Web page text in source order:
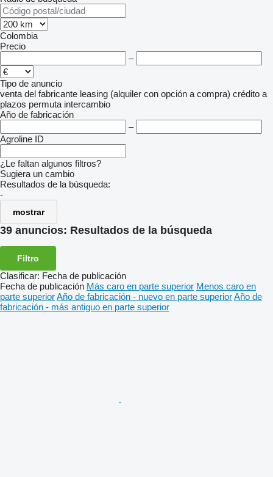
Colombia
Precio
–
Tipo de anuncio
venta del fabricante leasing (alquiler con opción a compra) crédito a
plazos permuta intercambio
Año de fabricación
–
Agroline ID
¿Le faltan algunos filtros?
Sugiera un cambio
Resultados de la búsqueda:
-
mostrar
39 anuncios: Resultados de la búsqueda
Filtro
Clasificar: Fecha de publicación
Fecha de publicación Más caro en parte superior Menos caro en
parte superiorAño de fabricación - nuevo en parte superiorAño de
fabricación - más antiguo en parte superior